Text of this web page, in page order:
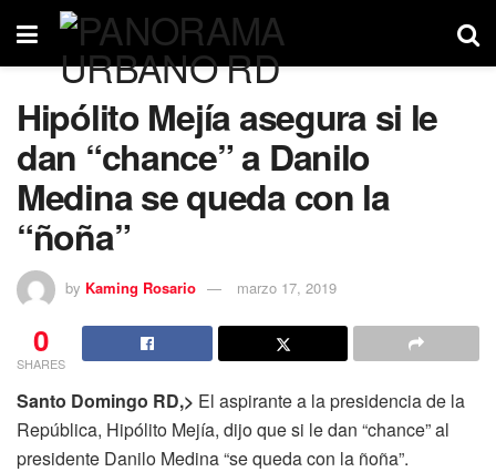
Hipólito Mejía asegura si le
dan “chance” a Danilo
Medina se queda con la
“ñoña”
by Kaming Rosario marzo 17, 2019
0
SHARES
Santo Domingo RD,> El aspirante a la presidencia de la
República, Hipólito Mejía, dijo que si le dan “chance” al
presidente Danilo Medina “se queda con la ñoña”.